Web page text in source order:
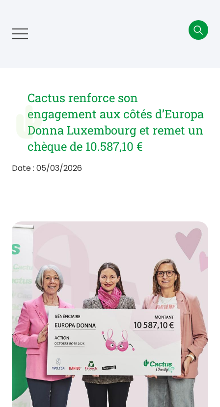
principalCactus renforce son
engagement aux côtés d’Europa
Donna Luxembourg et remet un
chèque de 10.587,10 €
Date : 05/03/2026